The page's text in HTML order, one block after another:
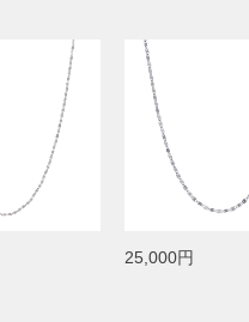
25,000円